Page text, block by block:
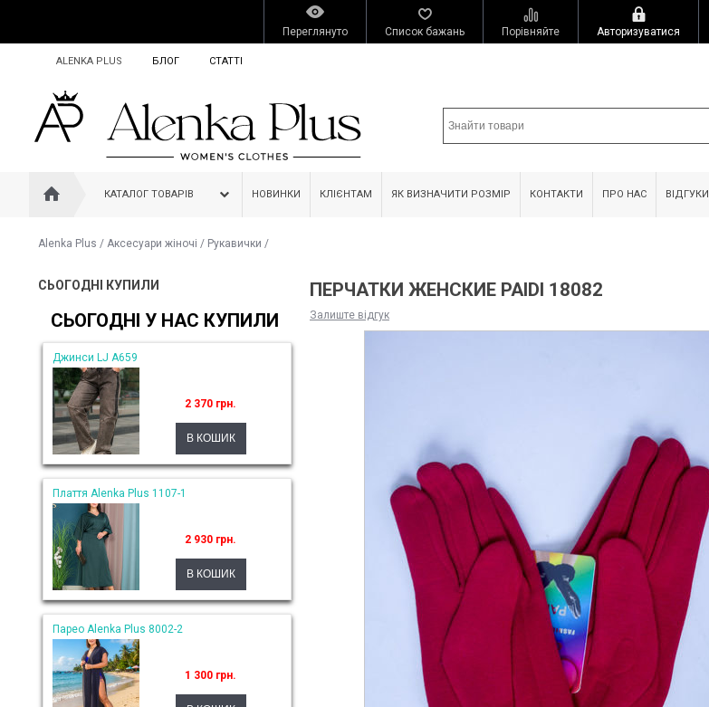
Переглянуто Список бажань Порівняйте Авторизуватися
ALENKA PLUS БЛОГ СТАТТІ
КАТАЛОГ ТОВАРІВ НОВИНКИ КЛІЄНТАМ ЯК ВИЗНАЧИТИ РОЗМІР КОНТАКТИ ПРО НАС ВІДГУКИ
Alenka Plus / Аксесуари жіночі / Рукавички /
СЬОГОДНІ КУПИЛИ
СЬОГОДНІ У НАС КУПИЛИ
Джинси LJ A659
2 370 грн.
Плаття Alenka Plus 1107-1
2 930 грн.
Парео Alenka Plus 8002-2
1 300 грн.
ПЕРЧАТКИ ЖЕНСКИЕ PAIDI 18082
Залиште відгук